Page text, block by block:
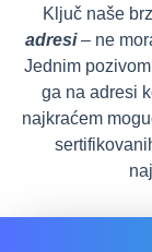
Ključ naše
adresi– ne
Jednim
ga na adresi
najkraćem